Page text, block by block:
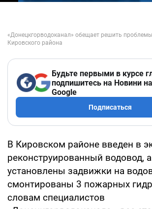
Будьте первыми в курсе
подпишитесь на Новини
Google
Подписаться
В Кировском районе введен в
реконструированный водовод,
установлены задвижки на
смонтированы 3 пожарных
словам специалистов